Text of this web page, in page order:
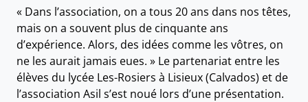
« Dans l’association, on a tous 20 ans dans nos têtes,
mais on a souvent plus de cinquante ans
d’expérience. Alors, des idées comme les vôtres, on
ne les aurait jamais eues. » Le partenariat entre les
élèves du lycée Les-Rosiers à Lisieux (Calvados) et de
l’association Asil s’est noué lors d’une présentation.